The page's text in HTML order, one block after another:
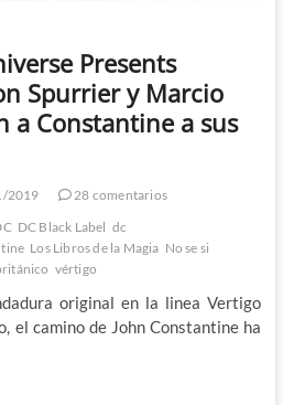
Presents
Spurrier y Marcio
a Constantine a sus
2019
28 comentarios
DC Black Label dc
Los Libros de la Magia No se si
vértigo
original en la linea Vertigo
el camino de John Constantine ha